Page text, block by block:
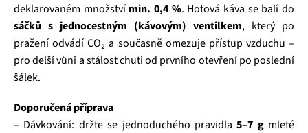
deklarovaném množství min. 0,4 %. Hotová káva se balí do
sáčků s jednocestným (kávovým) ventilkem, který po
pražení odvádí CO₂ a současně omezuje přístup vzduchu –
pro delší vůni a stálost chuti od prvního otevření po poslední
šálek.
Doporučená příprava
– Dávkování: držte se jednoduchého pravidla5–7 gmleté